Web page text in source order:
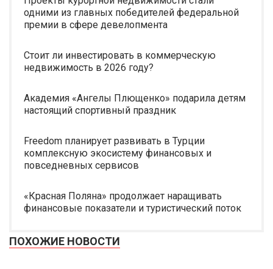
одними из главных победителей федеральной
премии в сфере девелопмента
Стоит ли инвестировать в коммерческую
недвижимость в 2026 году?
Академия «Ангелы Плющенко» подарила детям
настоящий спортивный праздник
Freedom планирует развивать в Турции
комплексную экосистему финансовых и
повседневных сервисов
«Красная Поляна» продолжает наращивать
финансовые показатели и туристический поток
ПОХОЖИЕ НОВОСТИ